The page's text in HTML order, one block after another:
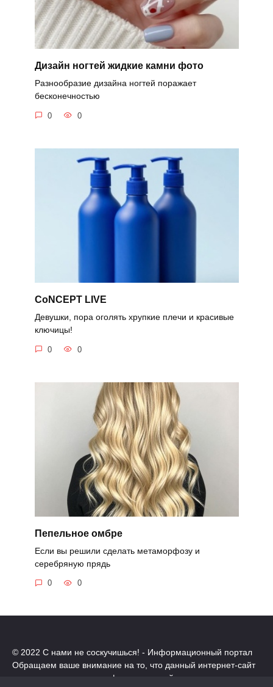
Дизайн ногтей жидкие камни фото
Разнообразие дизайна ногтей поражает
бесконечностью
0 0
CoNCEPT LIVE
Девушки, пора оголять хрупкие плечи и красивые
ключицы!
0 0
Пепельное омбре
Если вы решили сделать метаморфозу и
серебряную прядь
0 0
© 2022 С нами не соскучишься! - Информационный портал
Обращаем ваше внимание на то, что данный интернет-сайт
носит исключительно информационный характер.